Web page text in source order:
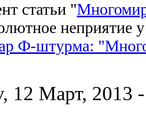
статьи "
неприятие
Ф-штурма:
12 Март, 2013